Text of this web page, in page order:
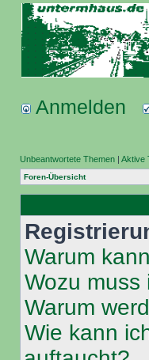
Anmelden
Unbeantwortete Themen | Aktive
Foren-Übersicht
Warum
Wozu muss
Warum
Wie kann